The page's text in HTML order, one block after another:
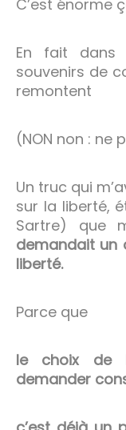
C’est énorme
En fait dans
souvenirs de
remontent
(NON non : ne
Un truc qui
sur la liberté,
Sartre) que
demandait un
liberté.
Parce que
le choix de
demander